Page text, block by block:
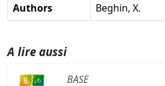
Authors
Beghin, X.
A lire aussi
BASE